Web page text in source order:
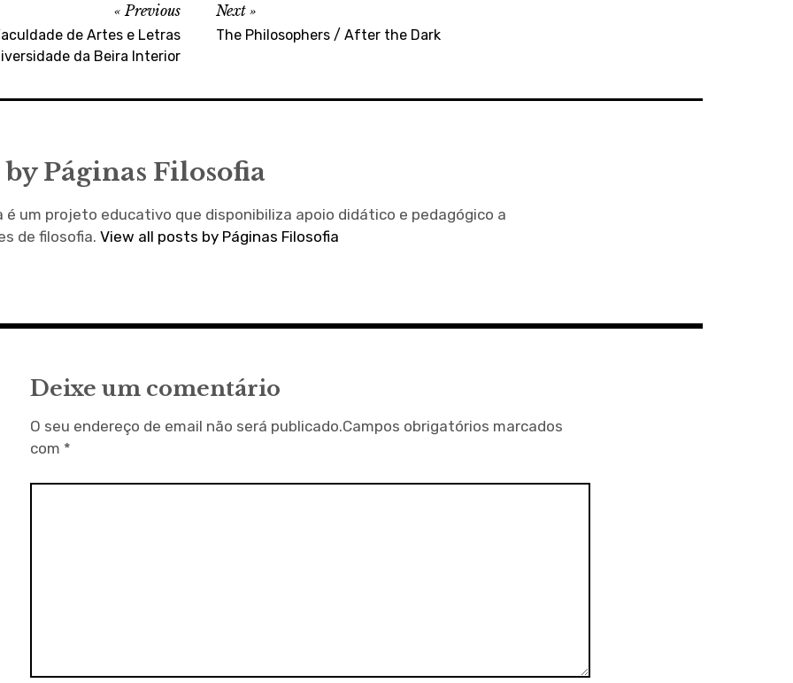
Previous
de Artes e Letras
da Beira Interior
Next
The Philosophers / After the Dark
by Páginas Filosofia
é um projeto educativo que disponibiliza apoio didático e pedagógico a
de filosofia. View all posts by Páginas Filosofia
Deixe um comentário
O seu endereço de email não será publicado.Campos obrigatórios marcados
com *